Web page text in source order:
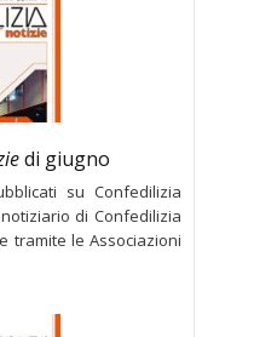
di giugno
su Confedilizia
di Confedilizia
tramite le Associazioni